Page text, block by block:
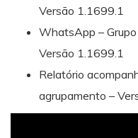
Versão 1.1699.1
WhatsApp –
Versão 1.1699.1
Relatório
agrupamento –